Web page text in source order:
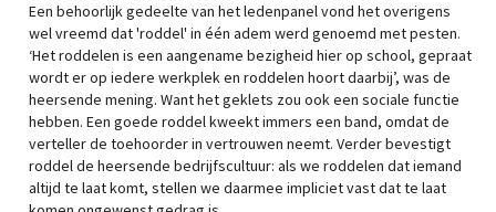
Een behoorlijk gedeelte van het ledenpanel vond het overigens
wel vreemd dat 'roddel' in één adem werd genoemd met pesten.
‘Het roddelen is een aangename bezigheid hier op school, gepraat
wordt er op iedere werkplek en roddelen hoort daarbij’, was de
heersende mening. Want het geklets zou ook een sociale functie
hebben. Een goede roddel kweekt immers een band, omdat de
verteller de toehoorder in vertrouwen neemt. Verder bevestigt
roddel de heersende bedrijfscultuur: als we roddelen dat iemand
altijd te laat komt, stellen we daarmee impliciet vast dat te laat